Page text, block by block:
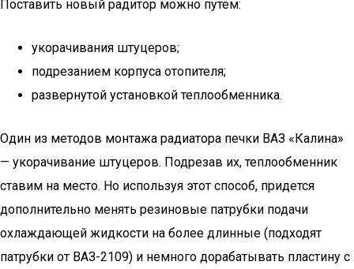
Поставить новый радитор можно путем:
укорачивания штуцеров;
подрезанием корпуса отопителя;
развернутой установкой теплообменника.
Один из методов монтажа радиатора печки ВАЗ «Калина»
— укорачивание штуцеров. Подрезав их, теплообменник
ставим на место. Но используя этот способ, придется
дополнительно менять резиновые патрубки подачи
охлаждающей жидкости на более длинные (подходят
патрубки от ВАЗ-2109) и немного дорабатывать пластину с